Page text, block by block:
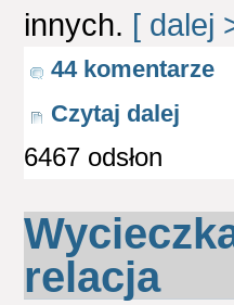
innych. [ dalej
44 komentarze
Czytaj dalej
6467 odsłon
relacja